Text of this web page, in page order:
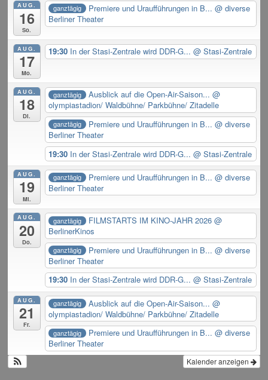
AUG.
16
So.
ganztägig Premiere und Uraufführungen in B... @ diverse
Berliner Theater
AUG.
17
Mo.
19:30 In der Stasi-Zentrale wird DDR-G...@ Stasi-Zentrale
AUG.
18
Di.
ganztägig Ausblick auf die Open-Air-Saison... @
olympiastadion/ Waldbühne/ Parkbühne/ Zitadelle
ganztägig Premiere und Uraufführungen in B... @ diverse
Berliner Theater
19:30 In der Stasi-Zentrale wird DDR-G...@ Stasi-Zentrale
AUG.
19
Mi.
ganztägig Premiere und Uraufführungen in B... @ diverse
Berliner Theater
AUG.
20
Do.
ganztägig FILMSTARTS IM KINO-JAHR 2026 @
BerlinerKinos
ganztägig Premiere und Uraufführungen in B... @ diverse
Berliner Theater
19:30 In der Stasi-Zentrale wird DDR-G...@ Stasi-Zentrale
AUG.
21
Fr.
ganztägig Ausblick auf die Open-Air-Saison... @
olympiastadion/ Waldbühne/ Parkbühne/ Zitadelle
ganztägig Premiere und Uraufführungen in B... @ diverse
Berliner Theater
Kalender anzeigen